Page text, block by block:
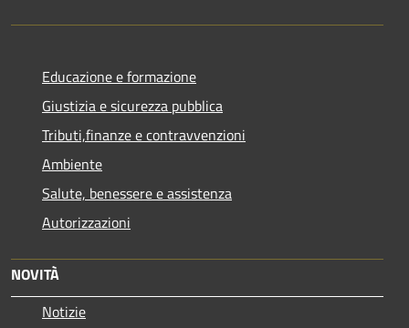
Educazione e formazione
Giustizia e sicurezza pubblica
Tributi,finanze e contravvenzioni
Ambiente
Salute, benessere e assistenza
Autorizzazioni
NOVITÀ
Notizie